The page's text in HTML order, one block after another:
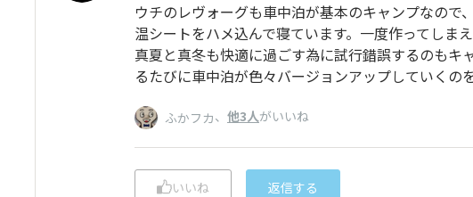
ウチのレヴォーグも車中泊が基本のキャンプなので
温シートをハメ込んで寝ています。一度作ってしま
真夏と真冬も快適に過ごす為に試行錯誤するのもキ
るたびに車中泊が色々バージョンアップしていくの
ふかフカ、 他3人がいいね
いいね 返信する